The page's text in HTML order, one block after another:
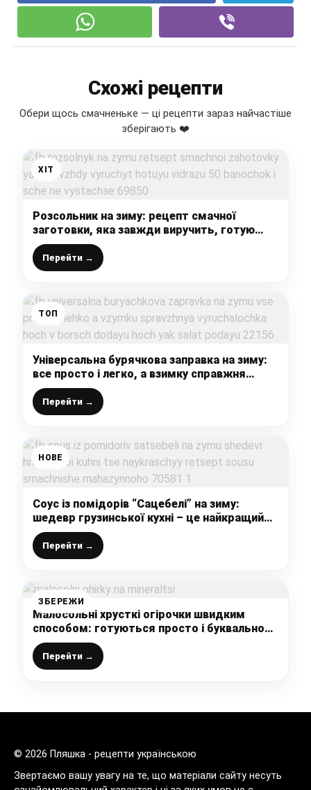
Схожі рецепти
Обери щось смачненьке — ці рецепти зараз найчастіше
зберігають ❤️
ХІТ
Розсольник на зиму: рецепт смачної
заготовки, яка завжди виручить, готую
відразу 50 баночок і ще не вистачає
Перейти →
ТОП
Універсальна бурячкова заправка на зиму:
все просто і легко, а взимку справжня
“виручалочка”, хоч в борщ додаю, хоч як
салат подаю
Перейти →
НОВЕ
Соус із помідорів “Сацебелі” на зиму:
шедевр грузинської кухні – це найкращий
рецепт соусу, смачніше магазинного
Перейти →
ЗБЕРЕЖИ
Малосольні хрусткі огірочки швидким
способом: готуються просто і буквально
за 12 годин вже можна їсти
Перейти →
© 2026 Пляшка - рецепти українською
Звертаємо вашу увагу на те, що матеріали сайту несуть